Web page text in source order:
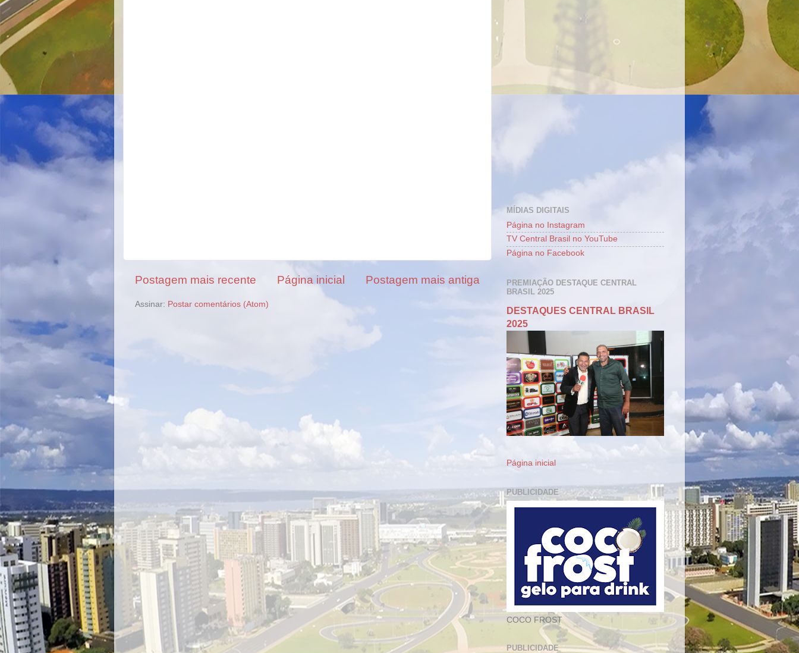
Postagem mais recente Postagem mais antiga
Página inicial
Assinar: Postar comentários (Atom)
MÍDIAS DIGITAIS
Página no Instagram
TV Central Brasil no YouTube
Página no Facebook
PREMIAÇÃO DESTAQUE CENTRAL
BRASIL 2025
DESTAQUES CENTRAL BRASIL
2025
Página inicial
PUBLICIDADE
COCO FROST
PUBLICIDADE